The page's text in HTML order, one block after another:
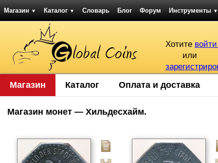
Магазин ▼ Каталог ▼ Словарь Блог Форум Инструменты ▼
Хотите
или
Магазин Каталог Оплата и доставка
Магазин монет — Хильдесхайм.